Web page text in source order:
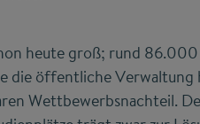
heute groß; rund
die öffentliche Verwaltung
Wettbewerbsnachteil.